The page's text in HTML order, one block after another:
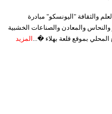
والثقافة "اليونسكو" مبادرة
والمعادن والصناعات الخشبية
بموقع قلعة بهلاء �... المزيد